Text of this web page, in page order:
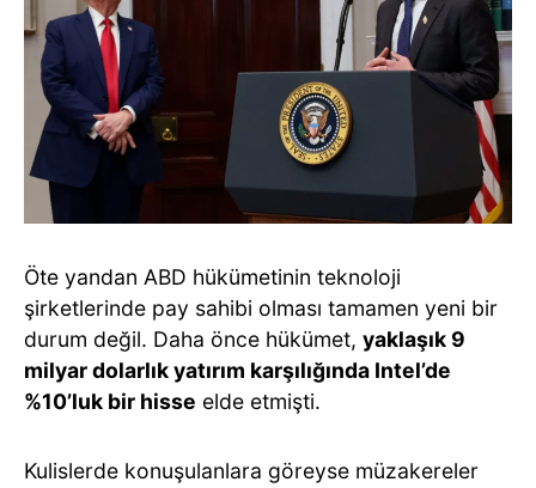
Öte yandan ABD hükümetinin teknoloji
şirketlerinde pay sahibi olması tamamen yeni bir
durum değil. Daha önce hükümet, yaklaşık 9
milyar dolarlık yatırım karşılığında Intel’de
%10’luk bir hisse elde etmişti.
Kulislerde konuşulanlara göreyse müzakereler